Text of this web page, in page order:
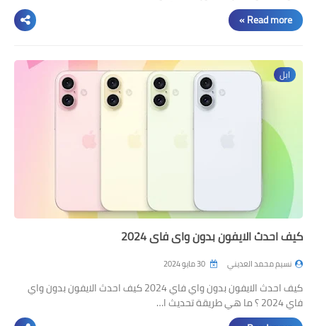
Read more »
ابل
كيف احدث الايفون بدون واي فاي 2024
نسيم محمد العديني
كيف احدث الايفون بدون واي فاي 2024 كيف احدث الايفون بدون واي
فاي 2024 ؟ ما هي طريقة تحديث ا…